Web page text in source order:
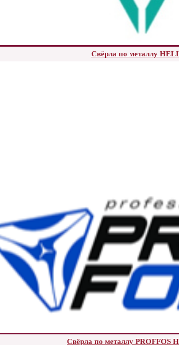
Свёрла по металлу
Свёрла по металлу